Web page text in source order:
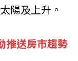
陽及上升。
推送房市趨勢